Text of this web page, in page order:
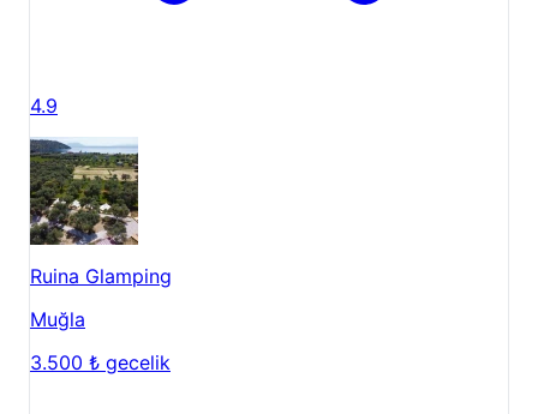
4.9
Ruina Glamping
Muğla
3.500 ₺ gecelik